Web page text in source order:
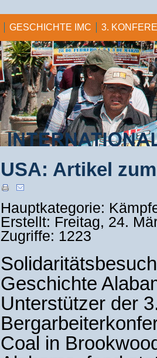
GESCHICHTE IMC 3.
USA: Artikel
Hauptkategorie:
Erstellt: Freitag, 24.
Zugriffe: 1223
Geschichte
Unterstützer der
Coal in